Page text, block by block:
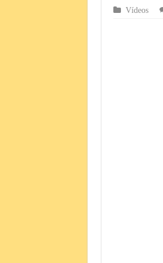
Vídeos